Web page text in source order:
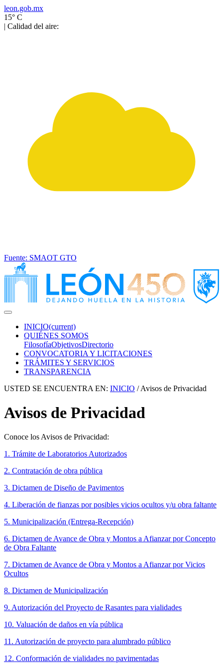
leon.gob.mx
15° C
| Calidad del aire:
Fuente: SMAOT GTO
INICIO(current)
QUIÉNES SOMOS
FilosofíaObjetivosDirectorio
CONVOCATORIA Y LICITACIONES
TRÁMITES Y SERVICIOS
TRANSPARENCIA
USTED SE ENCUENTRA EN: INICIO /Avisos de Privacidad
Avisos de Privacidad
Conoce los Avisos de Privacidad:
1. Trámite de Laboratorios Autorizados
2. Contratación de obra pública
3. Dictamen de Diseño de Pavimentos
4. Liberación de fianzas por posibles vicios ocultos y/u obra faltante
5. Municipalización (Entrega-Recepción)
6. Dictamen de Avance de Obra y Montos a Afianzar por Concepto
de Obra Faltante
7. Dictamen de Avance de Obra y Montos a Afianzar por Vicios
Ocultos
8. Dictamen de Municipalización
9. Autorización del Proyecto de Rasantes para vialidades
10. Valuación de daños en vía pública
11. Autorización de proyecto para alumbrado público
12. Conformación de vialidades no pavimentadas